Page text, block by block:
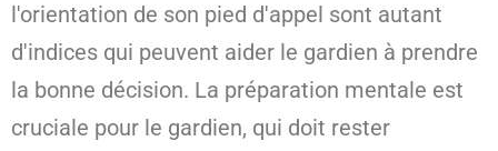
l'orientation de son pied d'appel sont autant
d'indices qui peuvent aider le gardien à prendre
la bonne décision. La préparation mentale est
cruciale pour le gardien, qui doit rester